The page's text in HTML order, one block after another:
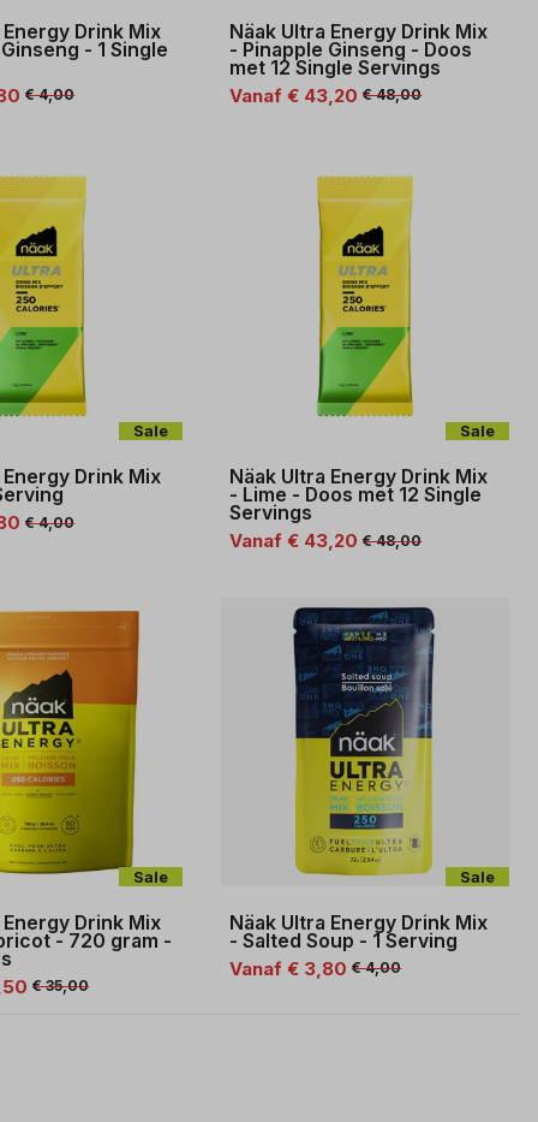
Drink Mix
- 1 Single
€ 4,00
Näak Ultra Energy Drink Mix
- Pinapple Ginseng - Doos
met 12 Single Servings
Vanaf € 43,20 € 48,00
Sale
Drink Mix
€ 4,00
Sale
Näak Ultra Energy Drink Mix
- Lime - Doos met 12 Single
Servings
Vanaf € 43,20 € 48,00
Sale
Drink Mix
- 720 gram -
€ 35,00
Sale
Näak Ultra Energy Drink Mix
- Salted Soup - 1 Serving
Vanaf € 3,80 € 4,00